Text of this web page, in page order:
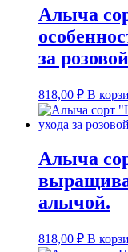
Алыча
за
818,00 ₽ В
Алыча
алычой.
818,00 ₽ В